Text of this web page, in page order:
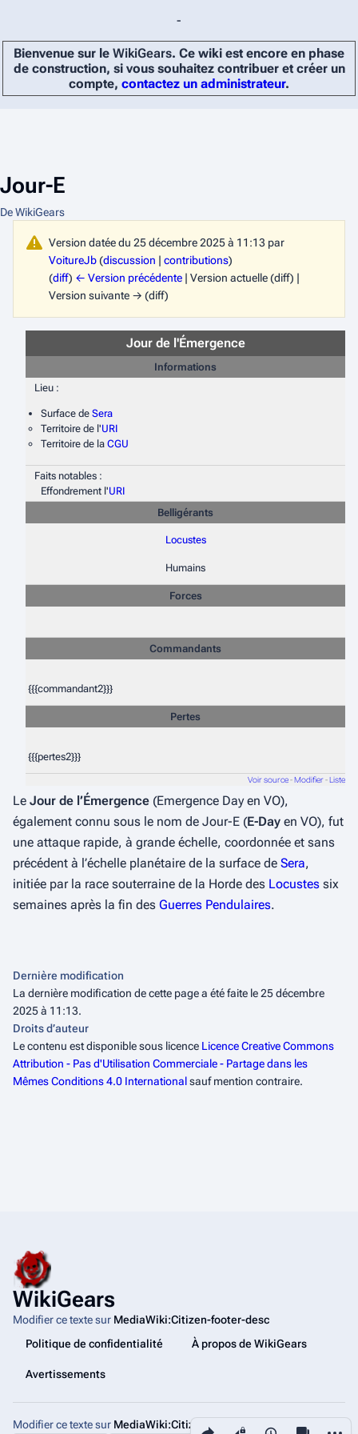
-
Bienvenue sur le WikiGears. Ce wiki est encore en phase
de construction, si vous souhaitez contribuer et créer un
compte, contactez un administrateur.
Jour-E
De WikiGears
Partager cette page
Version datée du 25 décembre 2025 à 11:13 par
VoitureJb(discussion | contributions)
(diff) ← Version précédente | Version actuelle (diff) |
Version suivante → (diff)
Jour de l'Émergence
Informations
Lieu :
Surface de Sera
Territoire de l'URI
Territoire de la CGU
Faits notables :
Effondrement l'URI
Belligérants
Locustes
Humains
Forces
Commandants
{{{commandant2}}}
Pertes
{{{pertes2}}}
Voir source-Modifier-Liste
Le Jour de l’Émergence (Emergence Dayen VO),
également connu sous le nom de Jour-E (E-Day en VO), fut
une attaque rapide, à grande échelle, coordonnée et sans
précédent à l’échelle planétaire de la surface de Sera,
initiée par la race souterraine de la Horde des Locustes six
semaines après la fin des Guerres Pendulaires.
Dernière modification
La dernière modification de cette page a été faite le 25 décembre
2025 à 11:13.
Droits d’auteur
Le contenu est disponible sous licence Licence Creative Commons
Attribution - Pas d'Utilisation Commerciale - Partage dans les
Mêmes Conditions 4.0 Internationalsauf mention contraire.
WikiGears
Modifier ce texte sur MediaWiki:Citizen-footer-desc
Politique de confidentialité
À propos de WikiGears
Avertissements
Modifier ce texte sur MediaWiki:Citizen-footer-tagline